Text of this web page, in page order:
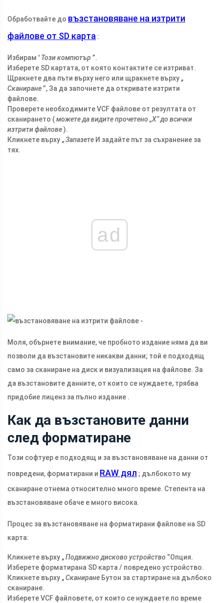
Обработвайте до възстановяване на изтрити
файлове от SD карта :
Избирам ' Този компютър ”.
Изберете SD картата, от която контактите се изтриват.
Щракнете два пъти върху него или щракнете върху „
Сканиране”, За да започнете да откривате изтрити
файлове.
Проверете необходимите VCF файлове от резултата от
сканирането (можете да видите прочетено „X“ до всички
изтрити файлове).
Кликнете върху „Запазете И задайте път за съхранение за
тях.
ad
Моля, обърнете внимание, че пробното издание няма да ви
позволи да възстановите никакви данни; той е подходящ
само за сканиране на диск и визуализация на файлове. За
да възстановите данните, от които се нуждаете, трябва
придобие лиценз за пълно издание .
Как да възстановите данни
след форматиране
Този софтуер е подходящ и за възстановяване на данни от
повредени, форматирани и RAW дял ; дълбокото му
сканиране отнема относително много време. Степента на
възстановяване обаче е много висока.
Процес за възстановяване на форматирани файлове на SD
карта:
Кликнете върху „Подвижно дисково устройство ”Опция.
Изберете форматирана SD карта / повредено устройство.
Кликнете върху „Сканиране Бутон за стартиране на дълбоко
сканиране.
Изберете VCF файловете, от които се нуждаете по време